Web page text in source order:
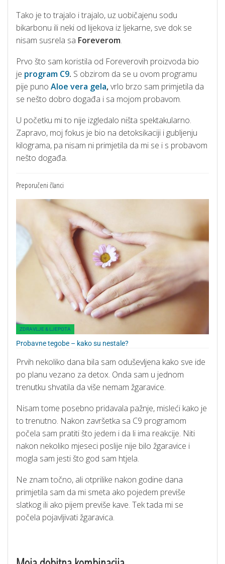
Tako je to trajalo i trajalo, uz uobičajenu sodu
bikarbonu ili neki od lijekova iz ljekarne, sve dok se
nisam susrela sa Foreverom.
Prvo što sam koristila od Foreverovih proizvoda bio
je program C9. S obzirom da se u ovom programu
pije puno Aloe vera gela,vrlo brzo sam primjetila da
se nešto dobro događa i sa mojom probavom.
U početku mi to nije izgledalo ništa spektakularno.
Zapravo, moj fokus je bio na detoksikaciji i gubljenju
kilograma, pa nisam ni primjetila da mi se i s probavom
nešto događa.
Preporučeni članci
ZDRAVLJE & LJEPOTA
Probavne tegobe – kako su nestale?
Prvih nekoliko dana bila sam oduševljena kako sve ide
po planu vezano za detox. Onda sam u jednom
trenutku shvatila da više nemam žgaravice.
Nisam tome posebno pridavala pažnje, misleći kako je
to trenutno. Nakon završetka sa C9 programom
počela sam pratiti što jedem i da li ima reakcije. Niti
nakon nekoliko mjeseci poslije nije bilo žgaravice i
mogla sam jesti što god sam htjela.
Ne znam točno, ali otprilike nakon godine dana
primjetila sam da mi smeta ako pojedem previše
slatkog ili ako pijem previše kave. Tek tada mi se
počela pojavljivati žgaravica.